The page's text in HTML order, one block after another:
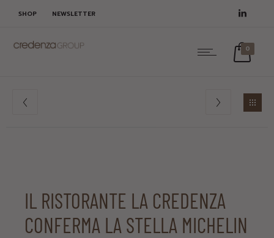
SHOP NEWSLETTER
0
IL RISTORANTE LA CREDENZA
CONFERMA LA STELLA MICHELIN